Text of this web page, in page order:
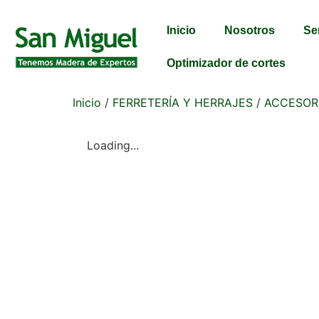
Inicio Nosotros
Optimizador de cortes
Inicio / FERRETERÍA Y HERRAJES /
Loading...